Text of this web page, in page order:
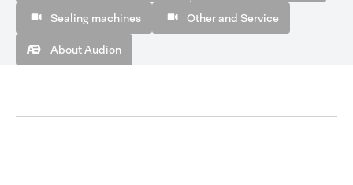
Sealing machines Other and Service
About Audion